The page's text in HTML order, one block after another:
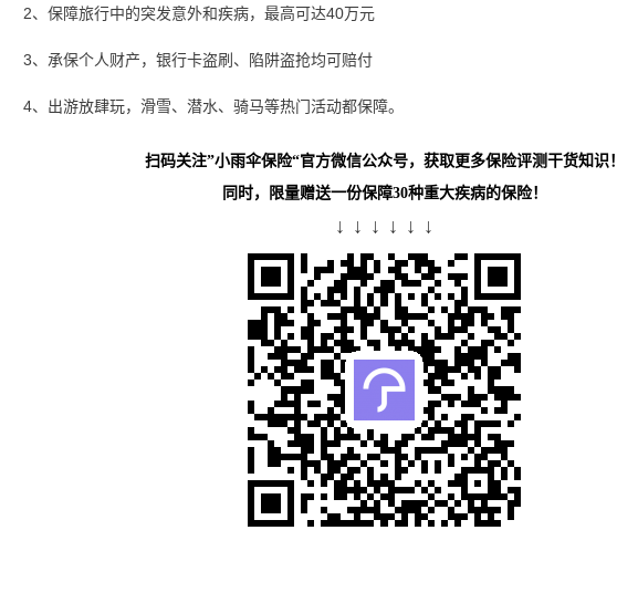
2、保障旅行中的突发意外和疾病，最高可达40万元
3、承保个人财产，银行卡盗刷、陷阱盗抢均可赔付
4、出游放肆玩，滑雪、潜水、骑马等热门活动都保障。
扫码关注”小雨伞保险“官方微信公众号，获取更多保险评测干货知识！
同时，限量赠送一份保障30种重大疾病的保险！
↓ ↓ ↓ ↓ ↓ ↓